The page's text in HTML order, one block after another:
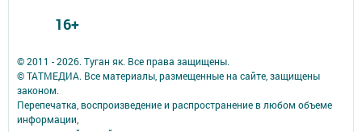
© 2011 - 2026. Туган як. Все права защищены.
© ТАТМЕДИА. Все материалы, размещенные на сайте, защищены
законом.
Перепечатка, воспроизведение и распространение в любом объеме
информации,
16+